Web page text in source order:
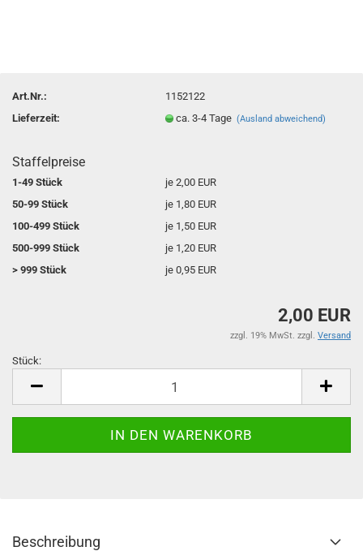
Art.Nr.:
1152122
Lieferzeit:
ca. 3-4 Tage(Ausland abweichend)
Staffelpreise
1-49 Stück
je 2,00 EUR
50-99 Stück
je 1,80 EUR
100-499 Stück
je 1,50 EUR
500-999 Stück
je 1,20 EUR
> 999 Stück
je 0,95 EUR
2,00 EUR
zzgl. 19% MwSt. zzgl. Versand
Stück:
Beschreibung